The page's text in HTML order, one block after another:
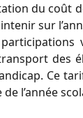
du coût
sur
des
Ce
l’année